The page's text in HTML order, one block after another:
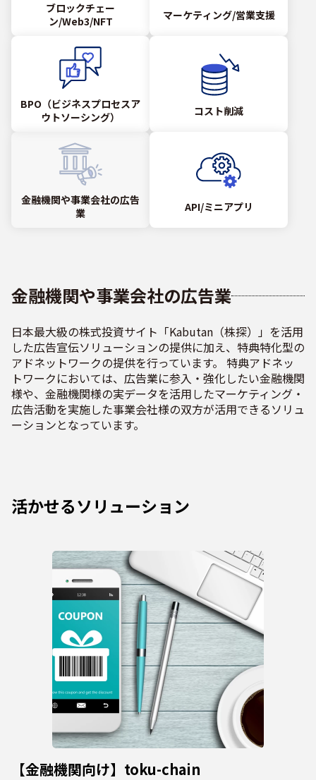
ブロックチェー
ン/Web3/NFT
マーケティング/営業支援
BPO（ビジネスプロセスア
ウトソーシング）
コスト削減
金融機関や事業会社の広告
業
API/ミニアプリ
金融機関や事業会社の広告業
日本最大級の株式投資サイト「Kabutan（株探）」を活用
した広告宣伝ソリューションの提供に加え、特典特化型の
アドネットワークの提供を行っています。 特典アドネッ
トワークにおいては、広告業に参入・強化したい金融機関
様や、金融機関様の実データを活用したマーケティング・
広告活動を実施した事業会社様の双方が活用できるソリュ
ーションとなっています。
活かせるソリューション
【金融機関向け】toku-chain